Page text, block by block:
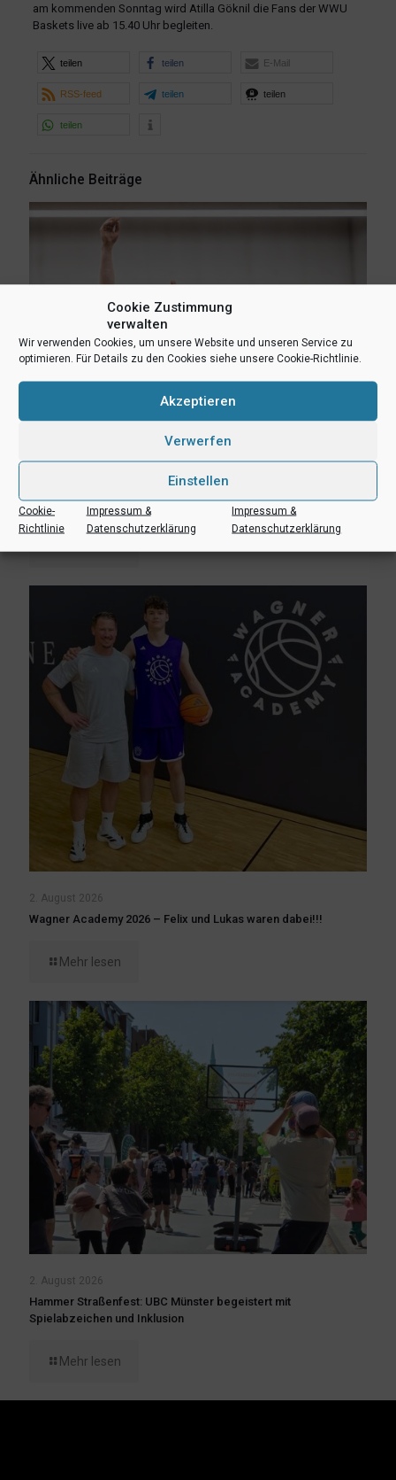
Cookie Zustimmung
verwalten
Wir verwenden Cookies, um unsere Website und unseren Service zu
optimieren. Für Details zu den Cookies siehe unsere Cookie-Richtlinie.
Akzeptieren
Verwerfen
Einstellen
Cookie-
Richtlinie
Impressum &
Datenschutzerklärung
Impressum &
Datenschutzerklärung
am kommenden Sonntag wird Atilla Göknil die Fans der WWU
Baskets live ab 15.40 Uhr begleiten.
teilen teilen E-Mail
RSS-feed teilen teilen
teilen
Ähnliche Beiträge
Erik Niggemann setzt Karriere in Ibbenbüren fort
2. August 2026
Wagner Academy 2026 – Felix und Lukas waren dabei!!!
Mehr lesen
2. August 2026
Hammer Straßenfest: UBC Münster begeistert mit
Spielabzeichen und Inklusion
Mehr lesen